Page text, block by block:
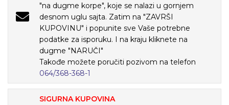
"na dugme korpe", koje se nalazi u gornjem
desnom uglu sajta. Zatim na "ZAVRŠI
KUPOVINU" i popunite sve Vaše potrebne
podatke za isporuku. I na kraju kliknete na
dugme "NARUČI"
Takođe možete poručiti pozivom na telefon
064/368-368-1
SIGURNA KUPOVINA